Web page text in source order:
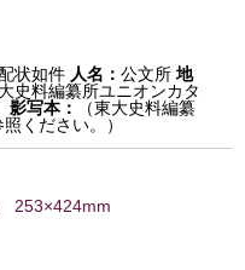
状如件 人名：公文所 地
大史料編纂所ユニオンカタ
影写本：
（東大史料編纂
ください。）
253×424mm